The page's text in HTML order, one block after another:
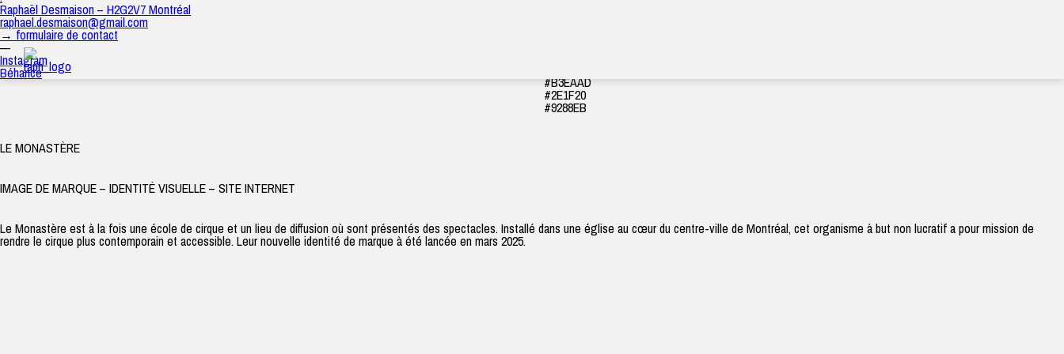
Raphaël Desmaison – H2G2V7 Montréal
raphael.desmaison@gmail.com
→ formulaire de contact
—
Instagram
Béhance
Le Monastère
raph|8 septembre 2025
#B3EAAD
#2E1F20
#9288EB
LE MONASTÈRE
IMAGE DE MARQUE – IDENTITÉ VISUELLE – SITE INTERNET
Le Monastère est à la fois une école de cirque et un lieu de diffusion où sont présentés des spectacles. Installé dans une église au cœur du centre-ville de Montréal, cet organisme à but non lucratif a pour mission de
rendre le cirque plus contemporain et accessible. Leur nouvelle identité de marque à été lancée en mars 2025.